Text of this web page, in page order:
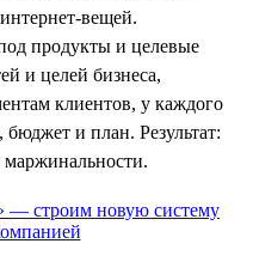
вещей.
продукты и целевые
и целей бизнеса,
клиентов, у каждого
бюджет и план. Результат:
маржинальности.